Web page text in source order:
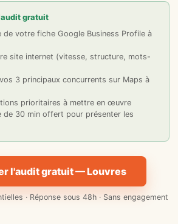
gratuit
de votre fiche Google Business Profile à
site internet (vitesse, structure, mots-
3 principaux concurrents sur Maps à
prioritaires à mettre en œuvre
de 30 min offert pour présenter les
l'audit gratuit — Louvres
· Réponse sous 48h · Sans engagement